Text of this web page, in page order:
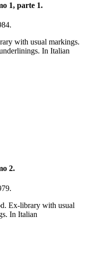
1, parte 1.
with usual markings.
In Italian
2.
Ex-library with usual
In Italian